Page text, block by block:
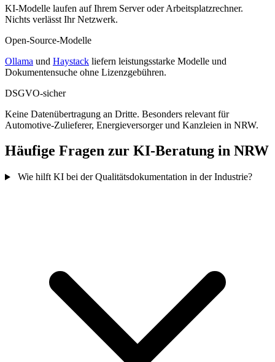
KI-Modelle laufen auf Ihrem Server oder Arbeitsplatzrechner.
Nichts verlässt Ihr Netzwerk.
Open-Source-Modelle
Ollama und Haystack liefern leistungsstarke Modelle und
Dokumentensuche ohne Lizenzgebühren.
DSGVO-sicher
Keine Datenübertragung an Dritte. Besonders relevant für
Automotive-Zulieferer, Energieversorger und Kanzleien in NRW.
Häufige Fragen zur KI-Beratung in NRW
Wie hilft KI bei der Qualitätsdokumentation in der Industrie?